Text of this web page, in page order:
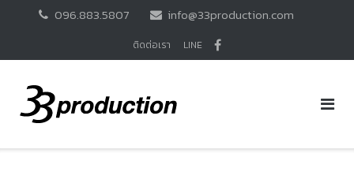
096.883.5807 info@33production.com
ติดต่อเรา LINE